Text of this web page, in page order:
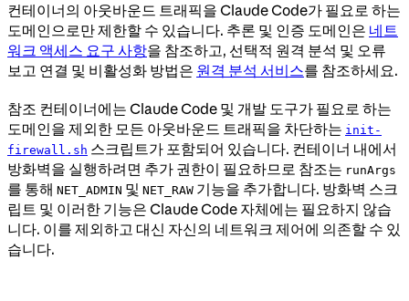
컨테이너의 아웃바운드 트래픽을 Claude Code가 필요로 하는
도메인으로만 제한할 수 있습니다. 추론 및 인증 도메인은 네트
워크 액세스 요구 사항을 참조하고, 선택적 원격 분석 및 오류
보고 연결 및 비활성화 방법은 원격 분석 서비스를 참조하세요.
참조 컨테이너에는 Claude Code 및 개발 도구가 필요로 하는
도메인을 제외한 모든 아웃바운드 트래픽을 차단하는 init-
firewall.sh 스크립트가 포함되어 있습니다. 컨테이너 내에서
방화벽을 실행하려면 추가 권한이 필요하므로 참조는 runArgs
를 통해 NET_ADMIN 및 NET_RAW 기능을 추가합니다. 방화벽 스크
립트 및 이러한 기능은 Claude Code 자체에는 필요하지 않습
니다. 이를 제외하고 대신 자신의 네트워크 제어에 의존할 수 있
습니다.